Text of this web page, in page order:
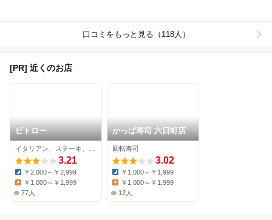
口コミをもっと見る（118人）
[PR] 近くのお店
ビトロー
3.21
Dinner:
￥2,000～￥2,999
Lunch:
￥1,000～￥1,999
77人
かっぱ寿司 六日町店
回転寿司
3.02
Dinner:
￥1,000～￥1,999
Lunch:
￥1,000～￥1,999
12人